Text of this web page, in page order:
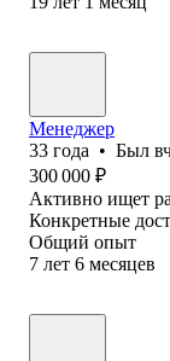
Менеджер
33 года • Был
300 000 ₽
Активно ищет
Конкретные
Общий опыт
7 лет 6 месяцев